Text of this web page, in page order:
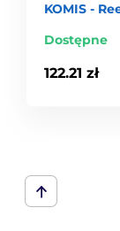
KOMIS -
Dostępne
122.21 zł